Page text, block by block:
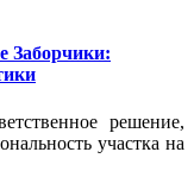
Заборчики:
решение,
участка на